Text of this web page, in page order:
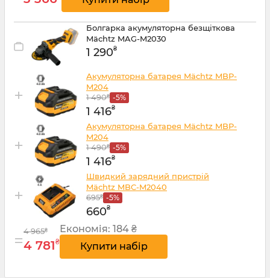
Болгарка акумуляторна безщіткова
Mächtz MAG-M2030
1 290₴
+
Акумуляторна батарея Mächtz MBP-
M204
1 490₴ -5%
1 416₴
+
Акумуляторна батарея Mächtz MBP-
M204
1 490₴ -5%
1 416₴
+
Швидкий зарядний пристрій
Mächtz MBC-M2040
695₴ -5%
660₴
=4 965₴
4 781₴
Економія: 184 ₴